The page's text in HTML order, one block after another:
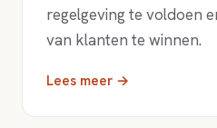
regelgeving te voldoen
van klanten te winnen.
Lees meer →